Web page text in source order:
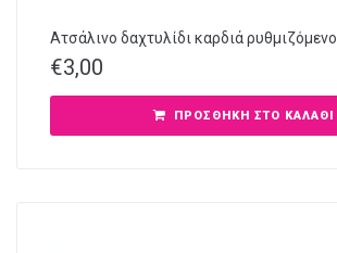
Ατσάλινο δαχτυλίδι καρδιά ρυθμιζόμενο
€3,00
ΠΡΟΣΘΉΚΗ ΣΤΟ ΚΑΛΆΘΙ